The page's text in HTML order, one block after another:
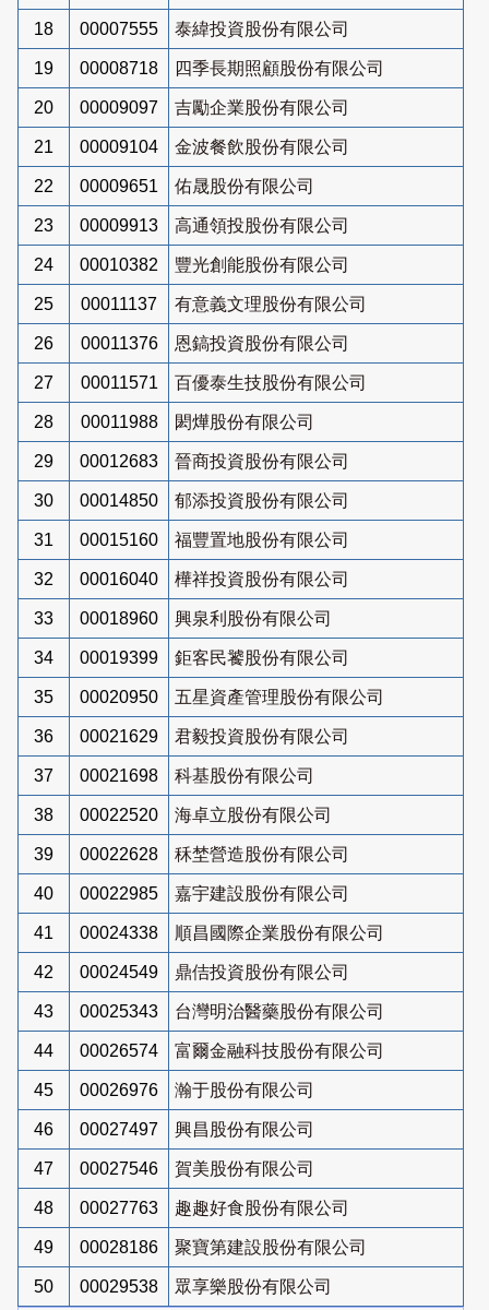
18 00007555 泰緯投資股份有限公司
19 00008718 四季長期照顧股份有限公司
20 00009097 吉勵企業股份有限公司
21 00009104 金波餐飲股份有限公司
22 00009651 佑晟股份有限公司
23 00009913 高通領投股份有限公司
24 00010382 豐光創能股份有限公司
25 00011137 有意義文理股份有限公司
26 00011376 恩鎬投資股份有限公司
27 00011571 百優泰生技股份有限公司
28 00011988 閎燁股份有限公司
29 00012683 晉商投資股份有限公司
30 00014850 郁添投資股份有限公司
31 00015160 福豐置地股份有限公司
32 00016040 樺祥投資股份有限公司
33 00018960 興泉利股份有限公司
34 00019399 鉅客民饕股份有限公司
35 00020950 五星資產管理股份有限公司
36 00021629 君毅投資股份有限公司
37 00021698 科基股份有限公司
38 00022520 海卓立股份有限公司
39 00022628 秝埜營造股份有限公司
40 00022985 嘉宇建設股份有限公司
41 00024338 順昌國際企業股份有限公司
42 00024549 鼎佶投資股份有限公司
43 00025343 台灣明治醫藥股份有限公司
44 00026574 富爾金融科技股份有限公司
45 00026976 瀚于股份有限公司
46 00027497 興昌股份有限公司
47 00027546 賀美股份有限公司
48 00027763 趣趣好食股份有限公司
49 00028186 聚寶第建設股份有限公司
50 00029538
眾享樂股份有限公司